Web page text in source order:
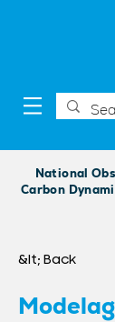
National
Carbon
&lt; Back